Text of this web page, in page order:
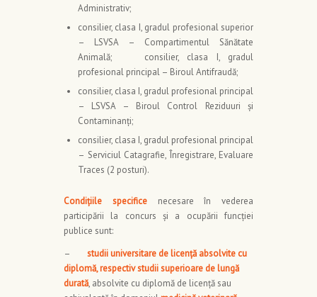
Administrativ;
consilier, clasa I, gradul profesional superior
– LSVSA – Compartimentul Sănătate
Animală; consilier, clasa I, gradul
profesional principal – Biroul Antifraudă;
consilier, clasa I, gradul profesional principal
– LSVSA – Biroul Control Reziduuri și
Contaminanți;
consilier, clasa I, gradul profesional principal
– Serviciul Catagrafie, Înregistrare, Evaluare
Traces (2 posturi).
Condiţiile specificenecesare în vederea
participării la concurs şi a ocupării funcţiei
publice sunt:
– studii universitare de licenţă absolvite cu
diplomă, respectiv studii superioare de lungă
durată, absolvite cu diplomă de licenţă sau